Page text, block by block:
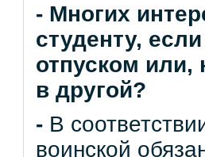
- Многих
студенту,
отпуском или,
в другой?
- В
воинской